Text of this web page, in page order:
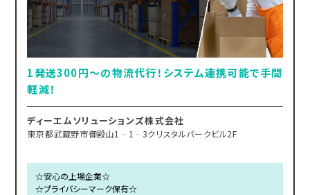
1発送300円～の物流代行！システム連携可能で手間
軽減！
ディーエムソリューションズ株式会社
東京都武蔵野市御殿山1‐1‐3クリスタルパークビル2F
☆安心の上場企業☆
☆プライバシーマーク保有☆